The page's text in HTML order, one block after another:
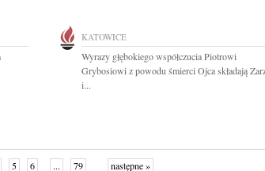
KATOWICE
Wyrazy głębokiego współczucia Piotrowi
Grybosiowi z powodu śmierci Ojca składają
i...
5 6 ... 79 następne »